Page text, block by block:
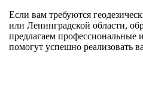
Если вам требуются
или Ленинградской области,
предлагаем профессиональные
помогут успешно реализовать